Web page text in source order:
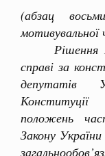
(абзац
Рішення
справі за
депутатів
положень
Закону